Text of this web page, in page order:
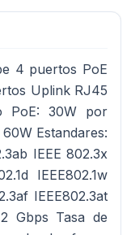
4 puertos PoE
Uplink RJ45
PoE: 30W por
Estandares:
IEEE 802.3x
IEEE802.1w
IEEE802.3at
Gbps Tasa de